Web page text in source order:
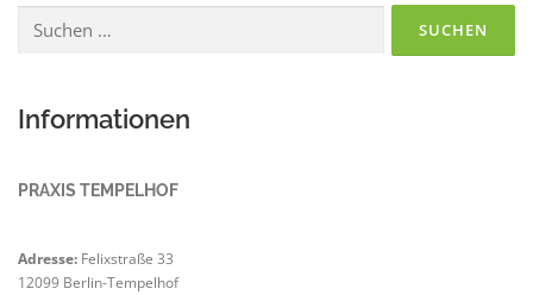
nach:
Informationen
PRAXIS TEMPELHOF
Adresse: Felixstraße 33
12099 Berlin-Tempelhof